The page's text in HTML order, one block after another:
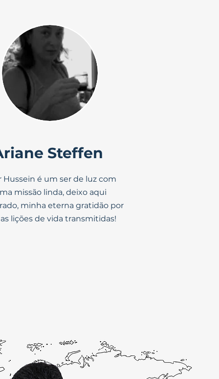
Steffen
Hussein é um ser de luz com
missão linda, deixo aqui
minha eterna gratidão por
lições de vida transmitidas!